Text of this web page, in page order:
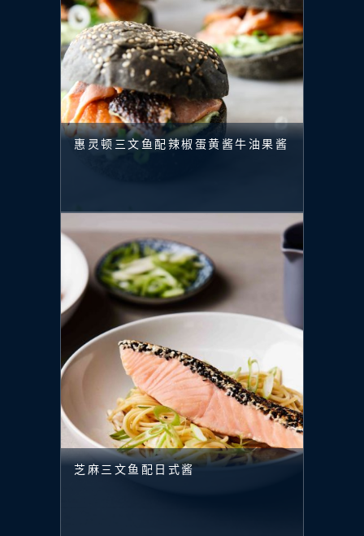
惠灵顿三文鱼配辣椒蛋黄酱牛油果酱
芝麻三文鱼配日式酱